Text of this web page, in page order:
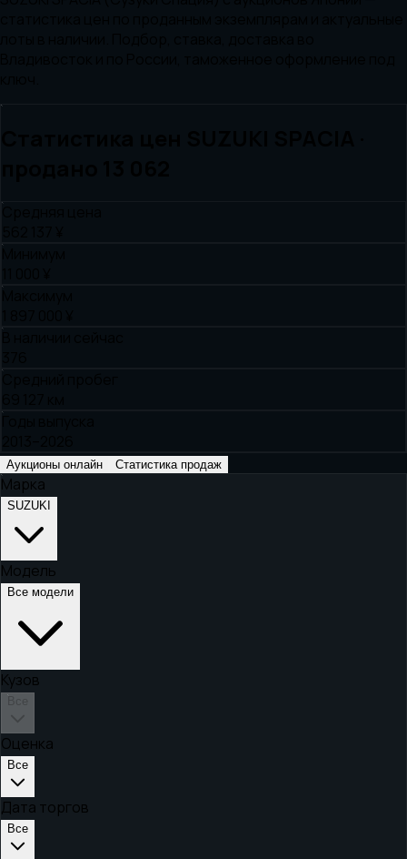
Аукционы онлайн Статистика продаж
Марка
SUZUKI
Модель
Все модели
Кузов
Все
Оценка
Все
Дата торгов
Все